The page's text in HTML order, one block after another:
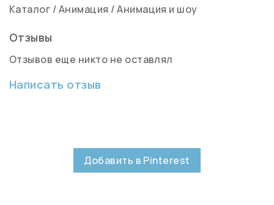
Каталог /Анимация /Анимация и шоу
Отзывы
Отзывов еще никто не оставлял
Написать отзыв
Добавить в Pinterest